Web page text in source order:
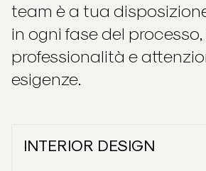
team è a tua
in ogni fase del
professionalità e
esigenze.
INTERIOR DESIGN